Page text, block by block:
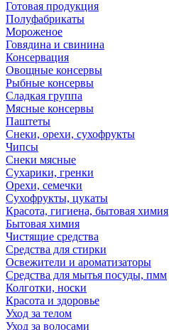
Готовая продукция
Полуфабрикаты
Мороженое
Говядина и свинина
Консервация
Овощные консервы
Рыбные консервы
Сладкая группа
Мясные консервы
Паштеты
Снеки, орехи, сухофрукты
Чипсы
Снеки мясные
Сухарики, гренки
Орехи, семечки
Сухофрукты, цукаты
Красота, гигиена, бытовая химия
Бытовая химия
Чистящие средства
Средства для стирки
Освежители и ароматизаторы
Средства для мытья посуды, пмм
Колготки, носки
Красота и здоровье
Уход за телом
Уход за волосами